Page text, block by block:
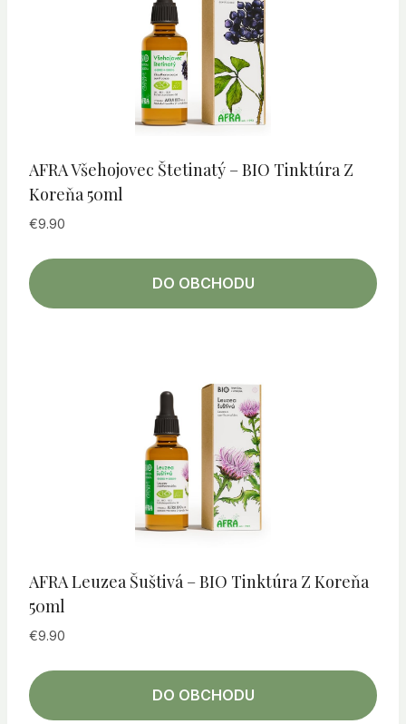
AFRA Všehojovec Štetinatý – BIO Tinktúra Z
Koreňa 50ml
€9.90
DO OBCHODU
AFRA Leuzea Šuštivá – BIO Tinktúra Z Koreňa
50ml
€9.90
DO OBCHODU